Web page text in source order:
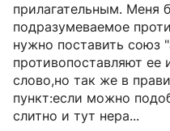
прилагательным. Меня
подразумеваемое
нужно поставить союз
противопоставляют ее
слово,но так же в
пункт:если можно
слитно и тут нера...